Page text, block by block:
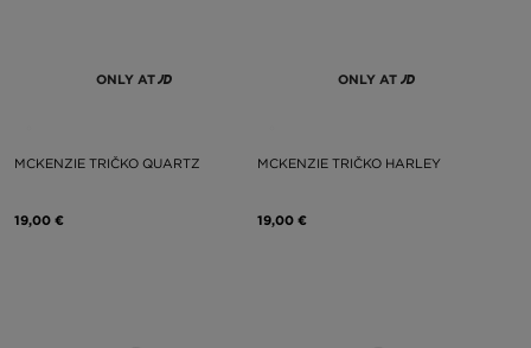
ONLY AT
MCKENZIE TRIČKO QUARTZ
19,00 €
ONLY AT
MCKENZIE TRIČKO HARLEY
19,00 €